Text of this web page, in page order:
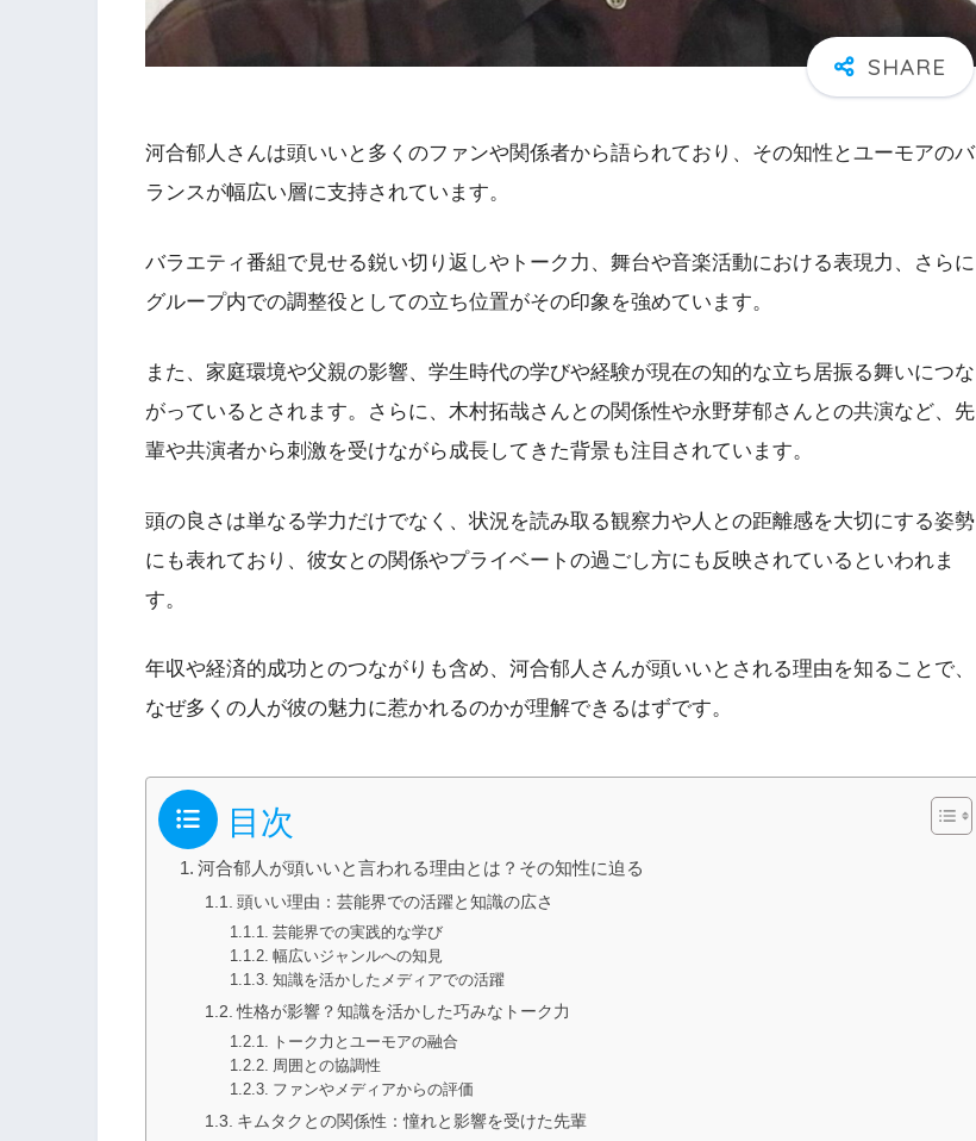
河合郁人さんは頭いいと多くのファンや関係者から語られており、その知性とユーモアのバ
ランスが幅広い層に支持されています。
バラエティ番組で見せる鋭い切り返しやトーク力、舞台や音楽活動における表現力、さらに
グループ内での調整役としての立ち位置がその印象を強めています。
また、家庭環境や父親の影響、学生時代の学びや経験が現在の知的な立ち居振る舞いにつな
がっているとされます。さらに、木村拓哉さんとの関係性や永野芽郁さんとの共演など、先
輩や共演者から刺激を受けながら成長してきた背景も注目されています。
頭の良さは単なる学力だけでなく、状況を読み取る観察力や人との距離感を大切にする姿勢
にも表れており、彼女との関係やプライベートの過ごし方にも反映されているといわれま
す。
年収や経済的成功とのつながりも含め、河合郁人さんが頭いいとされる理由を知ることで、
なぜ多くの人が彼の魅力に惹かれるのかが理解できるはずです。
目次
河合郁人が頭いいと言われる理由とは？その知性に迫る
頭いい理由：芸能界での活躍と知識の広さ
芸能界での実践的な学び
幅広いジャンルへの知見
知識を活かしたメディアでの活躍
性格が影響？知識を活かした巧みなトーク力
トーク力とユーモアの融合
周囲との協調性
ファンやメディアからの評価
キムタクとの関係性：憧れと影響を受けた先輩